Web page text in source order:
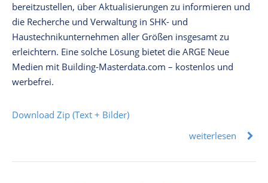
bereitzustellen, über Aktualisierungen zu informieren und
die Recherche und Verwaltung in SHK- und
Haustechnikunternehmen aller Größen insgesamt zu
erleichtern. Eine solche Lösung bietet die ARGE Neue
Medien mit Building-Masterdata.com – kostenlos und
werbefrei.
Download Zip (Text + Bilder)
weiterlesen